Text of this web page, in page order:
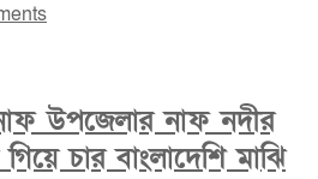
উপজেলার নাফ নদীর
চার বাংলাদেশি মাঝি